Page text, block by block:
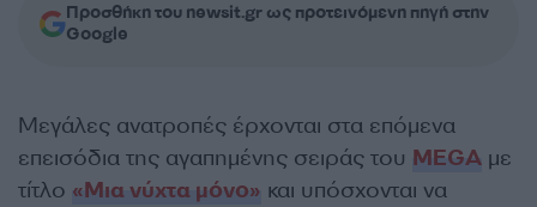
Προσθήκη του newsit.gr ως προτεινόμενη πηγή στην
Google
Μεγάλες ανατροπές έρχονται στα επόμενα
επεισόδια της αγαπημένης σειράς του MEGA με
τίτλο «Μια νύχτα μόνο» και υπόσχονται να